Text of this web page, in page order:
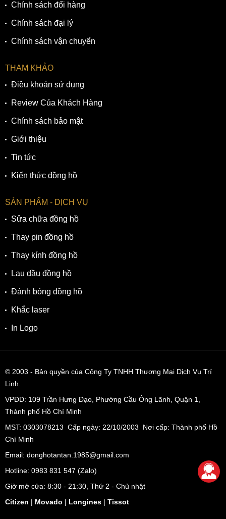
Chính sách đổi hàng
Chính sách đại lý
Chính sách vận chuyển
THAM KHẢO
Điều khoản sử dụng
Review Của Khách Hàng
Chính sách bảo mật
Giới thiệu
Tin tức
Kiến thức đồng hồ
SẢN PHẨM - DỊCH VỤ
Sửa chữa đồng hồ
Thay pin đồng hồ
Thay kính đồng hồ
Lau dầu đồng hồ
Đánh bóng đồng hồ
Khắc laser
In Logo
© 2003 - Bản quyền của Công Ty TNHH Thương Mại Dịch Vụ Trí
Linh.
VPĐD: 109 Trần Hưng Đạo, Phường Cầu Ông Lãnh, Quận 1,
Thành phố Hồ Chí Minh
MST: 0303078213 Cấp ngày: 22/10/2003 Nơi cấp: Thành phố Hồ
Chí Minh
Email: donghotantan.1985@gmail.com
Hotline: 0983 831 547 (Zalo)
Giờ mở cửa: 8:30 - 21:30, Thứ 2 - Chủ nhật
Citizen | Movado | Longines | Tissot